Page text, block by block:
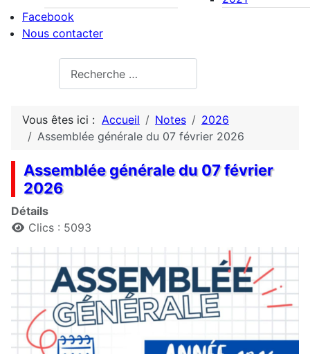
Facebook
Nous contacter
Vous êtes ici : Accueil Notes
2026
Assemblée générale du 07 février 2026
Assemblée générale du 07 février
2026
Détails
Clics : 5093